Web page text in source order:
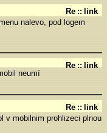
Re :: link
nalevo, pod logem
Re :: link
neumí
Re :: link
v mobilnim prohlizeci plnou